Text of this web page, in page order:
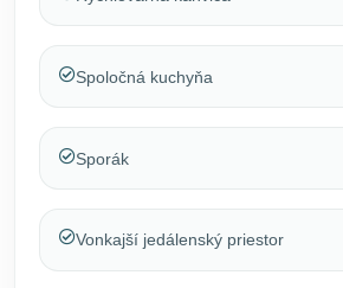
Spoločná kuchyňa
Sporák
Vonkajší jedálenský priestor